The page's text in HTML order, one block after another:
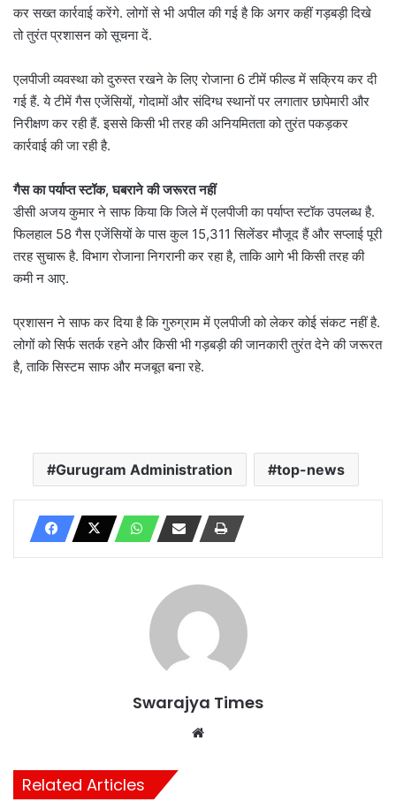
कर सख्त कार्रवाई करेंगे. लोगों से भी अपील की गई है कि अगर कहीं गड़बड़ी दिखे
तो तुरंत प्रशासन को सूचना दें.
एलपीजी व्यवस्था को दुरुस्त रखने के लिए रोजाना 6 टीमें फील्ड में सक्रिय कर दी
गई हैं. ये टीमें गैस एजेंसियों, गोदामों और संदिग्ध स्थानों पर लगातार छापेमारी और
निरीक्षण कर रही हैं. इससे किसी भी तरह की अनियमितता को तुरंत पकड़कर
कार्रवाई की जा रही है.
गैस का पर्याप्त स्टॉक, घबराने की जरूरत नहीं
डीसी अजय कुमार ने साफ किया कि जिले में एलपीजी का पर्याप्त स्टॉक उपलब्ध है.
फिलहाल 58 गैस एजेंसियों के पास कुल 15,311 सिलेंडर मौजूद हैं और सप्लाई पूरी
तरह सुचारू है. विभाग रोजाना निगरानी कर रहा है, ताकि आगे भी किसी तरह की
कमी न आए.
प्रशासन ने साफ कर दिया है कि गुरुग्राम में एलपीजी को लेकर कोई संकट नहीं है.
लोगों को सिर्फ सतर्क रहने और किसी भी गड़बड़ी की जानकारी तुरंत देने की जरूरत
है, ताकि सिस्टम साफ और मजबूत बना रहे.
Gurugram Administration top-news
Swarajya Times
Related Articles